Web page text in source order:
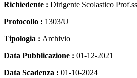
Richiedente : Dirigente Scolastico
Protocollo : 1303/U
Tipologia : Archivio
Data Pubblicazione : 01-12-2021
Data Scadenza : 01-10-2024